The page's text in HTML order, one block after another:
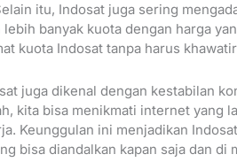
itu, Indosat juga sering
banyak kuota dengan harga
kuota Indosat tanpa harus
juga dikenal dengan kestabilan
kita bisa menikmati internet yang
Keunggulan ini menjadikan
bisa diandalkan kapan saja dan di